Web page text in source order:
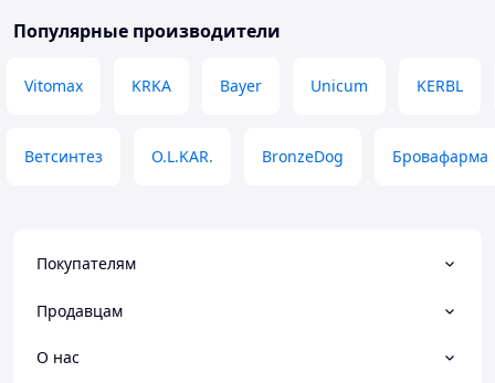
Популярные производители
Vitomax KRKA Bayer Unicum KERBL
Ветсинтез O.L.KAR. BronzeDog Бровафарма
Покупателям
Продавцам
О нас